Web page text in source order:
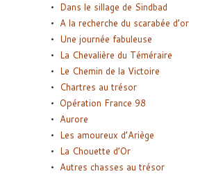
Dans le sillage de Sindbad
A la recherche du scarabée d’or
Une journée fabuleuse
La Chevalière du Téméraire
Le Chemin de la Victoire
Chartres au trésor
Opération France 98
Aurore
Les amoureux d’Ariège
La Chouette d’Or
Autres chasses au trésor